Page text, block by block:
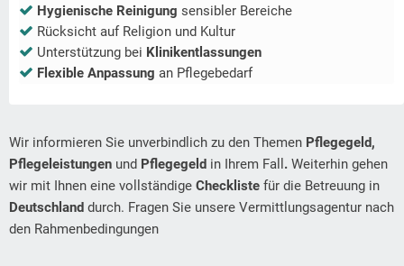
Hygienische Reinigung sensibler Bereiche
Rücksicht auf Religion und Kultur
Unterstützung bei Klinikentlassungen
Flexible Anpassung an Pflegebedarf
Wir informieren Sie unverbindlich zu den Themen Pflegegeld,
Pflegeleistungen und Pflegegeld in Ihrem Fall . Weiterhin gehen
wir mit Ihnen eine vollständige Checkliste für die Betreuung in
Deutschland durch. Fragen Sie unsere Vermittlungsagentur nach
den Rahmenbedingungen